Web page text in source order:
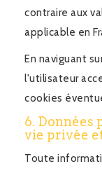
contraire aux
applicable en
En naviguant
l'utilisateur
cookies
6. Données
vie privée
Toute